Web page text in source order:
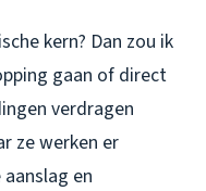
kern? Dan zou ik
gaan of direct
verdragen
ze werken er
en